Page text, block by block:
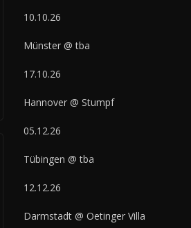
10.10.26
Münster @ tba
17.10.26
Hannover @ Stumpf
05.12.26
Tübingen @ tba
12.12.26
Darmstadt @ Oetinger Villa